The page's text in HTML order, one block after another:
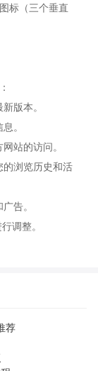
标（三个垂直
版本。
。
站的访问。
的浏览历史和活
告。
调整。
荐